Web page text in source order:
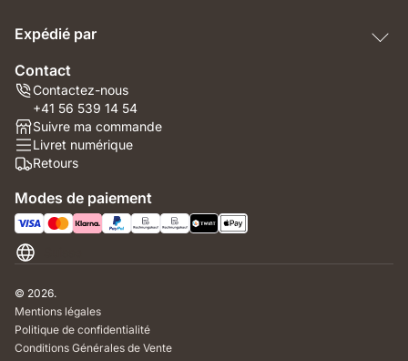
Expédié par
Contact
Contactez-nous
+41 56 539 14 54
Suivre ma commande
Livret numérique
Retours
Modes de paiement
© 2026.
Mentions légales
Politique de confidentialité
Conditions Générales de Vente